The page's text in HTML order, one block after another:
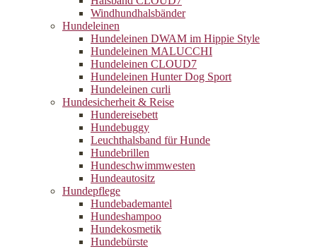
Windhundhalsbänder
Hundeleinen
Hundeleinen DWAM im Hippie Style
Hundeleinen MALUCCHI
Hundeleinen CLOUD7
Hundeleinen Hunter Dog Sport
Hundeleinen curli
Hundesicherheit & Reise
Hundereisebett
Hundebuggy
Leuchthalsband für Hunde
Hundebrillen
Hundeschwimmwesten
Hundeautositz
Hundepflege
Hundebademantel
Hundeshampoo
Hundekosmetik
Hundebürste